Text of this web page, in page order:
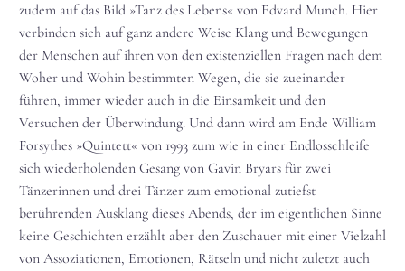
zudem auf das Bild »Tanz des Lebens« von Edvard Munch. Hier
verbinden sich auf ganz andere Weise Klang und Bewegungen
der Menschen auf ihren von den existenziellen Fragen nach dem
Woher und Wohin bestimmten Wegen, die sie zueinander
führen, immer wieder auch in die Einsamkeit und den
Versuchen der Überwindung. Und dann wird am Ende William
Forsythes »Quintett« von 1993 zum wie in einer Endlosschleife
sich wiederholenden Gesang von Gavin Bryars für zwei
Tänzerinnen und drei Tänzer zum emotional zutiefst
berührenden Ausklang dieses Abends, der im eigentlichen Sinne
keine Geschichten erzählt aber den Zuschauer mit einer Vielzahl
von Assoziationen, Emotionen, Rätseln und nicht zuletzt auch